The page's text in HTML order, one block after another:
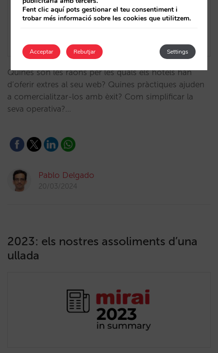
Quines són les raons per les quals els hotels han
d’oferir extres al seu web? Quines pràctiques ajuden
a comercialitzar-los amb èxit? Com simplificar la
seva operativa?…
Pablo Delgado
20/03/2024
2023: els nostres assoliments d’una
ullada
Fent clic aquí pots gestionar el teu consentiment i
trobar més informació sobre les cookies que utilitzem.
Acceptar Settings
Rebutjar